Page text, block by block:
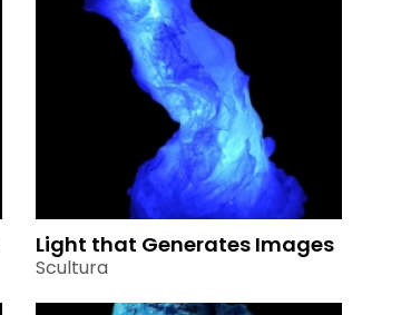
Light that Generates Images
Scultura